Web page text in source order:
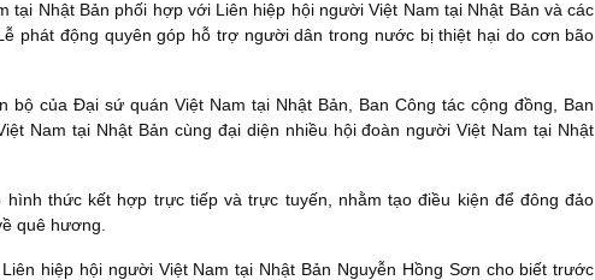
tại Nhật Bản phối hợp với Liên hiệp hội người Việt Nam tại Nhật Bản và các
phát động quyên góp hỗ trợ người dân trong nước bị thiệt hại do cơn bão
bộ của Đại sứ quán Việt Nam tại Nhật Bản, Ban Công tác cộng đồng, Ban
Nam tại Nhật Bản cùng đại diện nhiều hội đoàn người Việt Nam tại Nhật
thức kết hợp trực tiếp và trực tuyến, nhằm tạo điều kiện để đông đảo
quê hương.
hiệp hội người Việt Nam tại Nhật Bản Nguyễn Hồng Sơn cho biết trước